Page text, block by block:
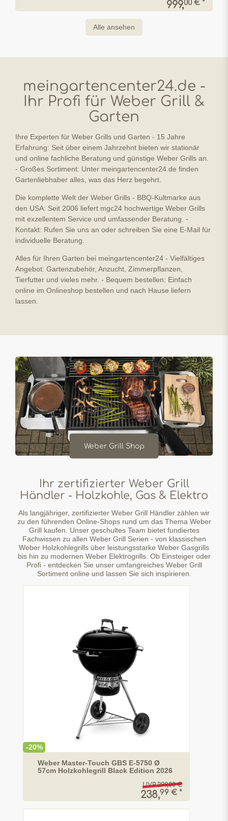
999,00 € *
Alle ansehen
meingartencenter24.de -
Ihr Profi für Weber Grill &
Garten
Ihre Experten für Weber Grills und Garten - 15 Jahre
Erfahrung: Seit über einem Jahrzehnt bieten wir stationär
und online fachliche Beratung und günstige Weber Grills an.
- Großes Sortiment: Unter meingartencenter24.de finden
Gartenliebhaber alles, was das Herz begehrt.
Die komplette Welt der Weber Grills - BBQ-Kultmarke aus
den USA: Seit 2006 liefert mgc24 hochwertige Weber Grills
mit exzellentem Service und umfassender Beratung. -
Kontakt: Rufen Sie uns an oder schreiben Sie eine E-Mail für
individuelle Beratung.
Alles für Ihren Garten bei meingartencenter24 - Vielfältiges
Angebot: Gartenzubehör, Anzucht, Zimmerpflanzen,
Tierfutter und vieles mehr. - Bequem bestellen: Einfach
online im Onlineshop bestellen und nach Hause liefern
lassen.
Weber Grill Shop
Ihr zertifizierter Weber Grill
Händler - Holzkohle, Gas & Elektro
Als langjähriger, zertifizierter Weber Grill Händler zählen wir
zu den führenden Online-Shops rund um das Thema Weber
Grill kaufen. Unser geschultes Team bietet fundiertes
Fachwissen zu allen Weber Grill Serien - von klassischen
Weber Holzkohlegrills über leistungsstarke Weber Gasgrills
bis hin zu modernen Weber Elektrogrills. Ob Einsteiger oder
Profi - entdecken Sie unser umfangreiches Weber Grill
Sortiment online und lassen Sie sich inspirieren.
-20%
Weber Master-Touch GBS E-5750 Ø
57cm Holzkohlegrill Black Edition 2026
UVP 299,00 €
238,99 € *